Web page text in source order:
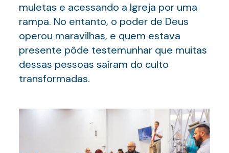
muletas e acessando a Igreja por uma
rampa. No entanto, o poder de Deus
operou maravilhas, e quem estava
presente pôde testemunhar que muitas
dessas pessoas saíram do culto
transformadas.